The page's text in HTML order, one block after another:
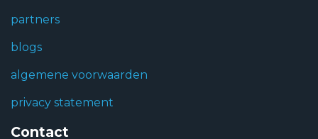
partners
blogs
algemene voorwaarden
privacy statement
Contact